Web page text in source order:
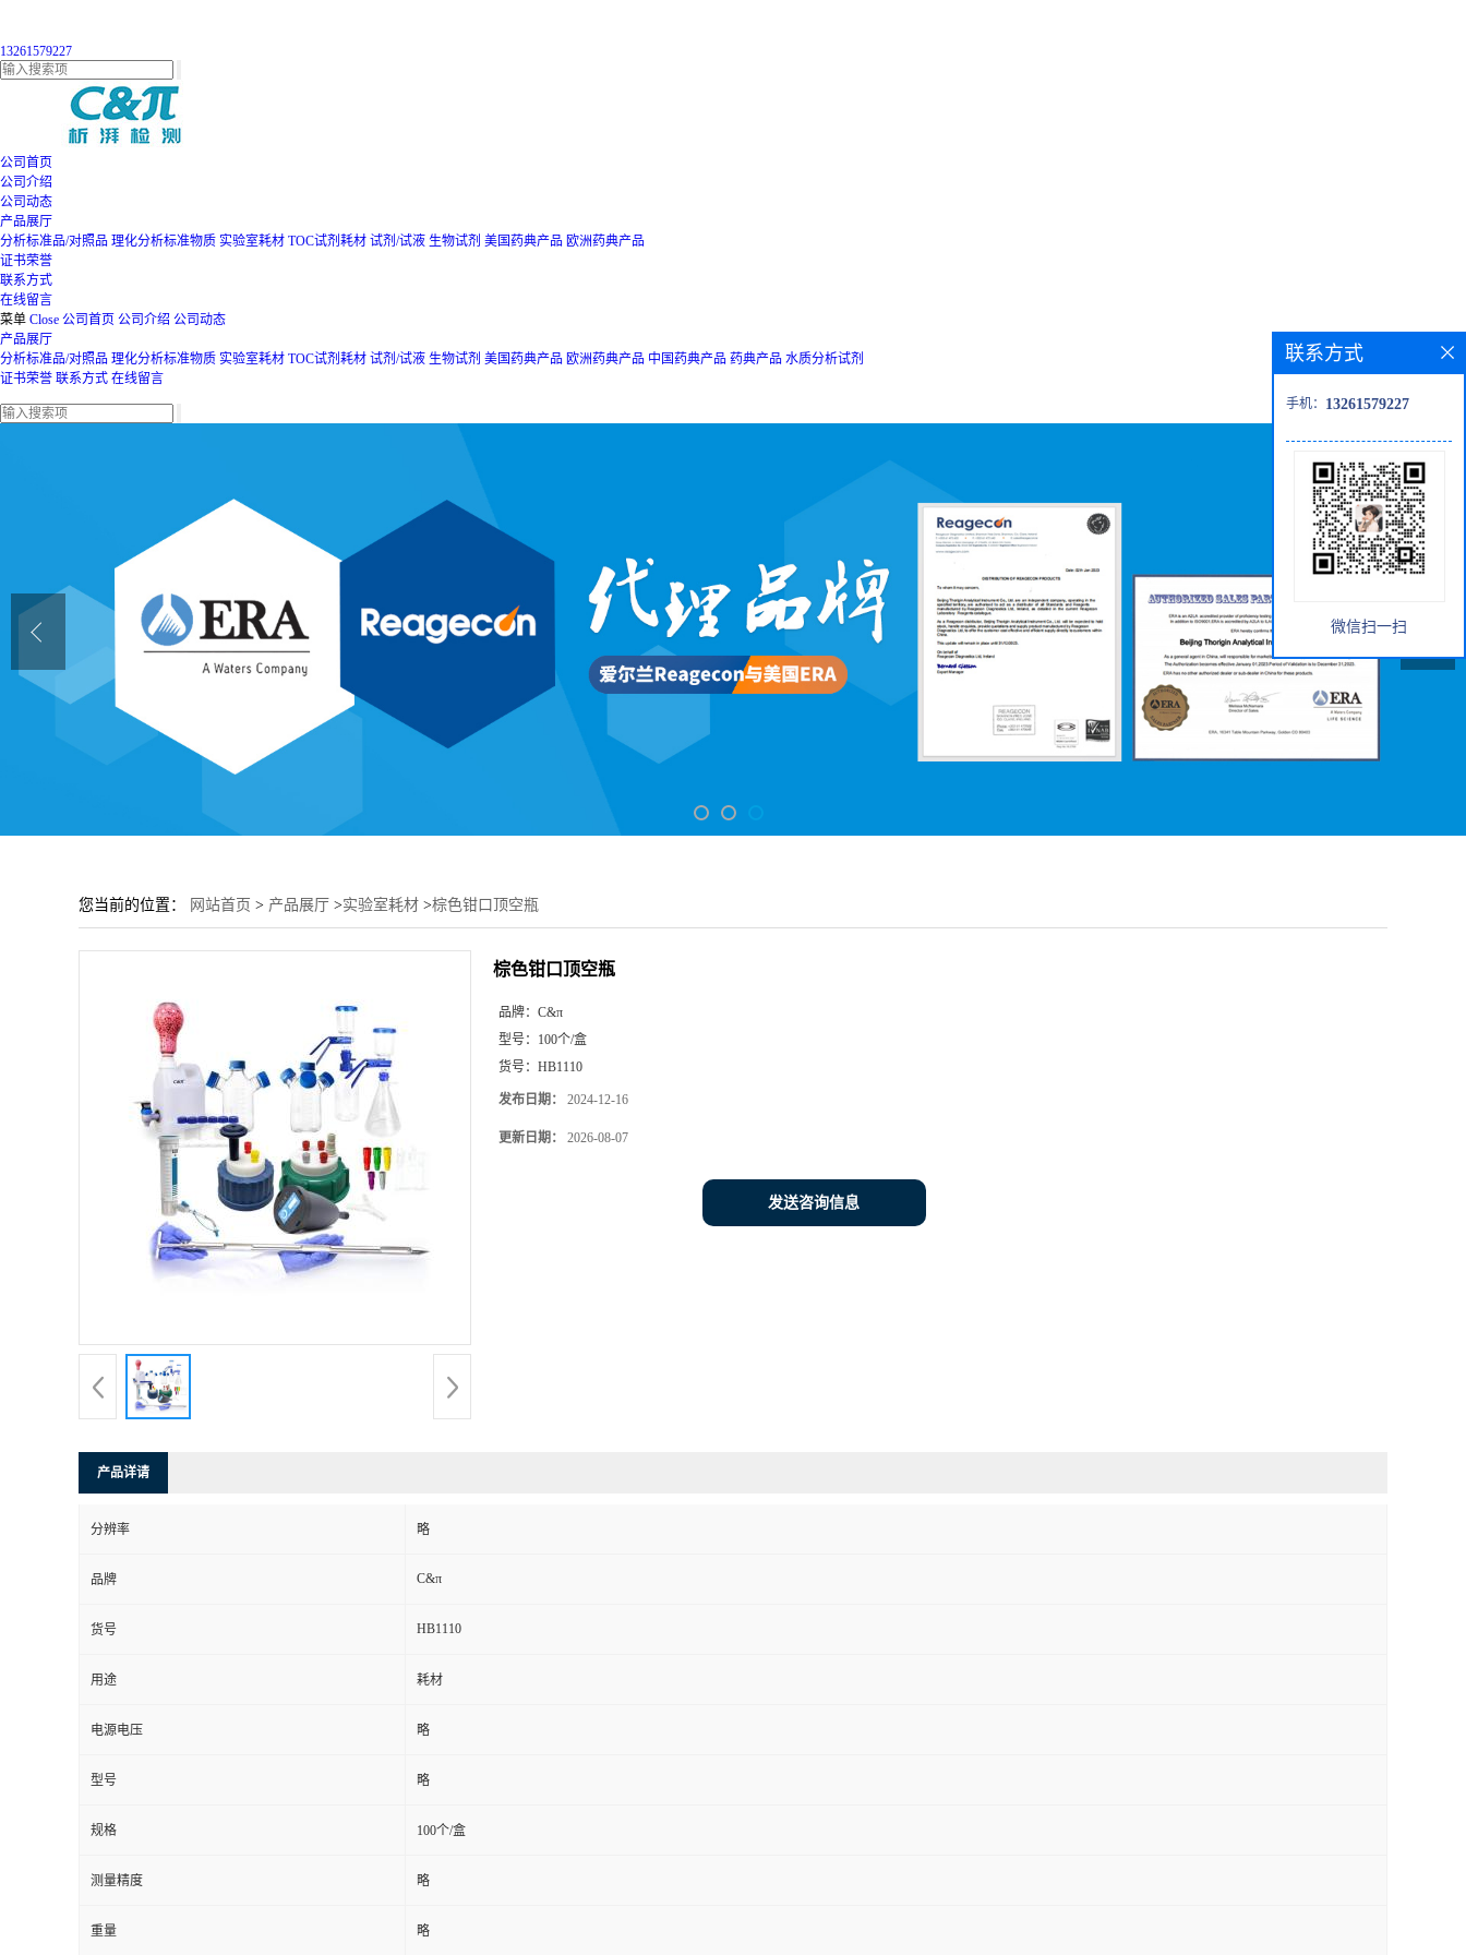
13261579227
公司首页
公司介绍
公司动态
产品展厅
分析标准品/对照品 理化分析标准物质 实验室耗材 TOC试剂耗材 试剂/试液 生物试剂 美国药典产品 欧洲药典产品
证书荣誉
联系方式
在线留言
菜单 Close 公司首页 公司介绍 公司动态
产品展厅
分析标准品/对照品 理化分析标准物质 实验室耗材 TOC试剂耗材 试剂/试液 生物试剂 美国药典产品 欧洲药典产品 中国药典产品 药典产品 水质分析试剂
证书荣誉 联系方式 在线留言
您当前的位置： 网站首页 > 产品展厅 >实验室耗材 >棕色钳口顶空瓶
棕色钳口顶空瓶
品牌： C&π
型号： 100个/盒
货号： HB1110
发布日期： 2024-12-16
更新日期： 2026-08-07
发送咨询信息
产品详请
分辨率 略
品牌 C&π
货号 HB1110
用途 耗材
电源电压 略
型号 略
规格 100个/盒
测量精度 略
重量 略
联系方式
手机： 13261579227
微信扫一扫